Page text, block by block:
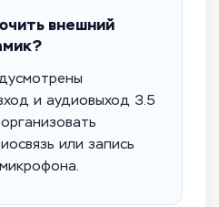
внешний
и аудиовыход 3.5
или запись